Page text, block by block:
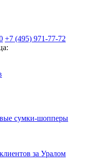
+7 (495) 971-77-72
сумки-шопперы
за Уралом